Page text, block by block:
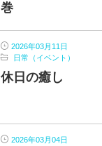
巻
2026年03月11日
日常（イベント）
休日の癒し
2026年03月04日